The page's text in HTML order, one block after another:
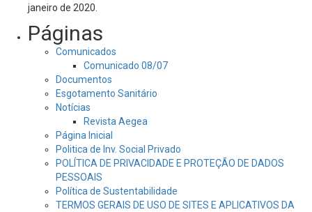
janeiro de 2020.
Páginas
Comunicados
Comunicado 08/07
Documentos
Esgotamento Sanitário
Notícias
Revista Aegea
Página Inicial
Politica de Inv. Social Privado
POLÍTICA DE PRIVACIDADE E PROTEÇÃO DE DADOS
PESSOAIS
Política de Sustentabilidade
TERMOS GERAIS DE USO DE SITES E APLICATIVOS DA